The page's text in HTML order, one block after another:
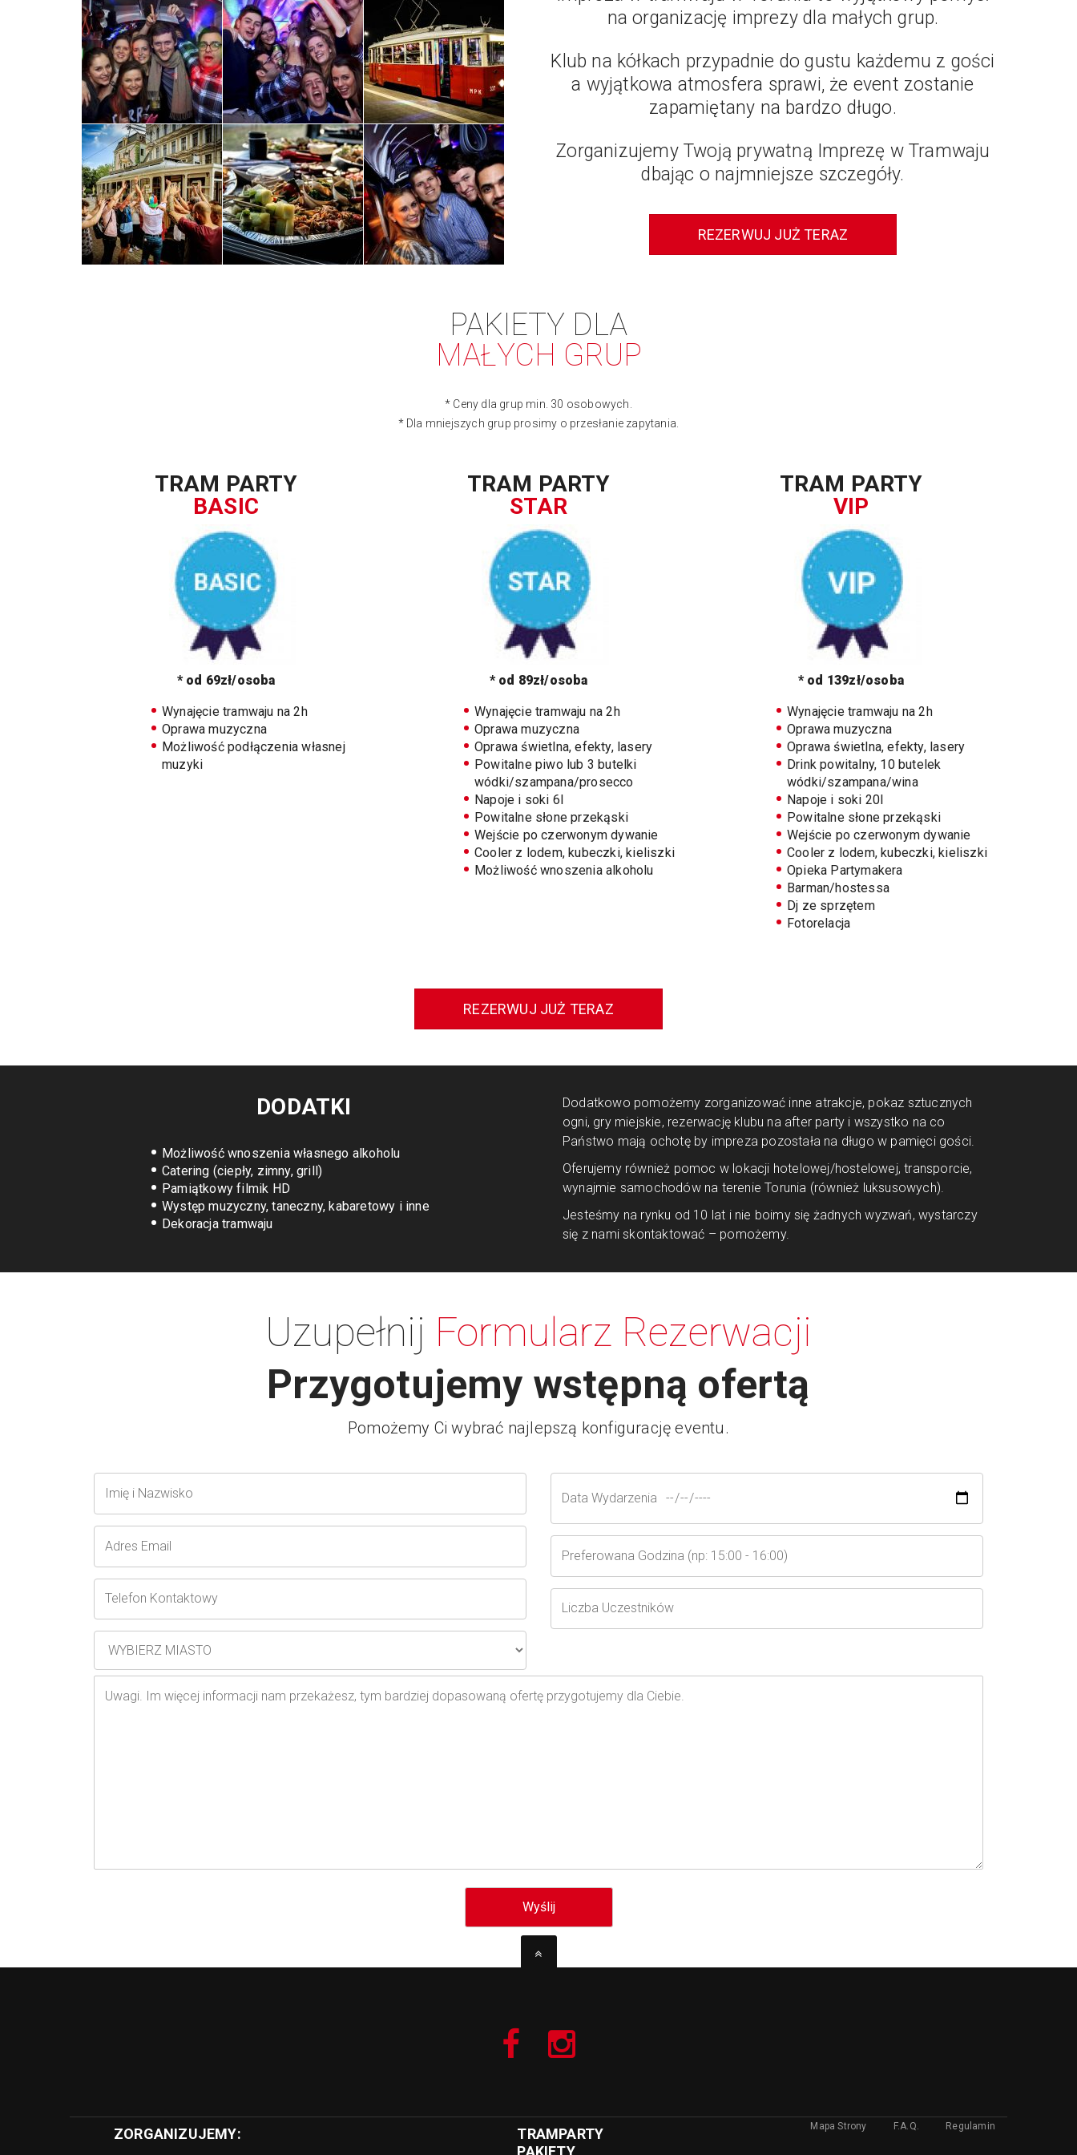
na organizację imprezy dla małych grup.
Klub na kółkach przypadnie do gustu każdemu z gości
a wyjątkowa atmosfera sprawi, że event zostanie
zapamiętany na bardzo długo.
Zorganizujemy Twoją prywatną Imprezę w Tramwaju
dbając o najmniejsze szczegóły.
REZERWUJ JUŻ TERAZ
PAKIETY DLA
MAŁYCH GRUP
* Ceny dla grup min. 30 osobowych.
* Dla mniejszych grup prosimy o przesłanie zapytania.
TRAM PARTY
BASIC
* od 69zł/osoba
Wynajęcie tramwaju na 2h
Oprawa muzyczna
Możliwość podłączenia własnej
muzyki
TRAM PARTY
STAR
* od 89zł/osoba
Wynajęcie tramwaju na 2h
Oprawa muzyczna
Oprawa świetlna, efekty, lasery
Powitalne piwo lub 3 butelki
wódki/szampana/prosecco
Napoje i soki 6l
Powitalne słone przekąski
Wejście po czerwonym dywanie
Cooler z lodem, kubeczki, kieliszki
Możliwość wnoszenia alkoholu
TRAM PARTY
VIP
* od 139zł/osoba
Wynajęcie tramwaju na 2h
Oprawa muzyczna
Oprawa świetlna, efekty, lasery
Drink powitalny, 10 butelek
wódki/szampana/wina
Napoje i soki 20l
Powitalne słone przekąski
Wejście po czerwonym dywanie
Cooler z lodem, kubeczki, kieliszki
Opieka Partymakera
Barman/hostessa
Dj ze sprzętem
Fotorelacja
REZERWUJ JUŻ TERAZ
DODATKI
Możliwość wnoszenia własnego alkoholu
Catering (ciepły, zimny, grill)
Pamiątkowy filmik HD
Występ muzyczny, taneczny, kabaretowy i inne
Dekoracja tramwaju
Dodatkowo pomożemy zorganizować inne atrakcje, pokaz sztucznych
ogni, gry miejskie, rezerwację klubu na after party i wszystko na co
Państwo mają ochotę by impreza pozostała na długo w pamięci gości.
Oferujemy również pomoc w lokacji hotelowej/hostelowej, transporcie,
wynajmie samochodów na terenie Torunia (również luksusowych).
Jesteśmy na rynku od 10 lat i nie boimy się żadnych wyzwań, wystarczy
się z nami skontaktować – pomożemy.
Uzupełnij Formularz Rezerwacji
Przygotujemy wstępną ofertą
Pomożemy Ci wybrać najlepszą konfigurację eventu.
ZORGANIZUJEMY:
TRAMPARTY
PAKIETY
Mapa Strony F.A.Q. Regulamin